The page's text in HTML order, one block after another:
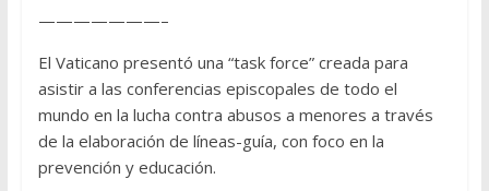
———————–
El Vaticano presentó una “task force” creada para
asistir a las conferencias episcopales de todo el
mundo en la lucha contra abusos a menores a través
de la elaboración de líneas-guía, con foco en la
prevención y educación.